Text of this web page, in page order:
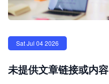
Sat Jul 04 2026
未提供文章链接或内容